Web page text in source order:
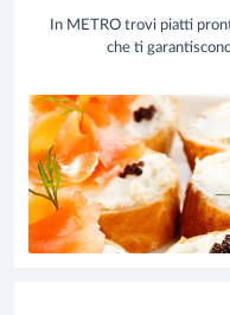
In METRO trovi piatti
che ti